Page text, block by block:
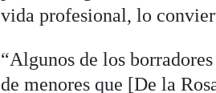
vida profesional, lo
“Algunos de los
de menores que [De la